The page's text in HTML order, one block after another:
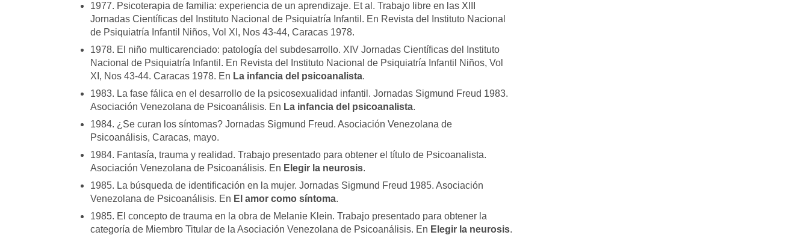
1977. Psicoterapia de familia: experiencia de un aprendizaje. Et al. Trabajo libre en las XIII
Jornadas Científicas del Instituto Nacional de Psiquiatría Infantil. En Revista del Instituto Nacional
de Psiquiatría Infantil Niños, Vol XI, Nos 43-44, Caracas 1978.
1978. El niño multicarenciado: patología del subdesarrollo. XIV Jornadas Científicas del Instituto
Nacional de Psiquiatría Infantil. En Revista del Instituto Nacional de Psiquiatría Infantil Niños, Vol
XI, Nos 43-44. Caracas 1978. En La infancia del psicoanalista.
1983. La fase fálica en el desarrollo de la psicosexualidad infantil. Jornadas Sigmund Freud 1983.
Asociación Venezolana de Psicoanálisis. En La infancia del psicoanalista.
1984. ¿Se curan los síntomas? Jornadas Sigmund Freud. Asociación Venezolana de
Psicoanálisis, Caracas, mayo.
1984. Fantasía, trauma y realidad. Trabajo presentado para obtener el título de Psicoanalista.
Asociación Venezolana de Psicoanálisis. En Elegir la neurosis.
1985. La búsqueda de identificación en la mujer. Jornadas Sigmund Freud 1985. Asociación
Venezolana de Psicoanálisis. En El amor como síntoma.
1985. El concepto de trauma en la obra de Melanie Klein. Trabajo presentado para obtener la
categoría de Miembro Titular de la Asociación Venezolana de Psicoanálisis. En Elegir la neurosis.